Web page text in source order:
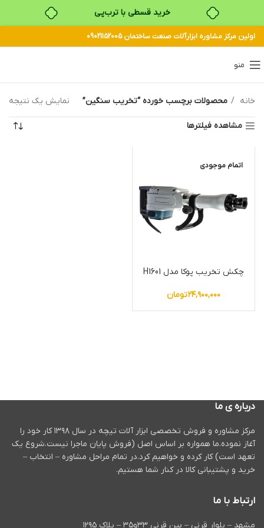
خرید قسطی با ترب‌پی
۴ قسط، بدون کارمزد
اولین مرکز مشاوره ابزارآلات صنعت ساختمان 09021152005
منو
خانه محصولات برچسب خورده “تخریب سنگین” نمایش یک نتیجه
مشاهده فیلترها
اتمام موجودی
چکش تخریب پوکا مدل H1601
۲۴,۹۰۰,۰۰۰تومان
درباره ی ما
مرکز مشاوره و فروش تخصصی ابزار آلات تیچه در سال ۱۳۹۸ کار خود را
آغاز نموده.ما همواره بر اساس اصل (فروش پایان ماجرا نیست.شروع یک
تعهد است) کار کرده و خواهیم کرد.در تمام مراحل مشاوره – انتخاب –
خرید و پشتیبانی کالا در کنار شما هستیم.
ارتباط با ما
مشهد – بلوار قرنی – بین قرنی ۳۳و۳۵ – پلاک ۱۲۹۵